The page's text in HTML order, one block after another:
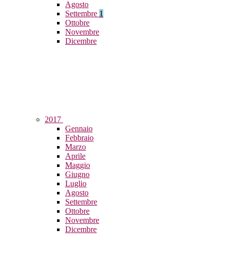
Agosto
Settembre 1
Ottobre
Novembre
Dicembre
2017
Gennaio
Febbraio
Marzo
Aprile
Maggio
Giugno
Luglio
Agosto
Settembre
Ottobre
Novembre
Dicembre